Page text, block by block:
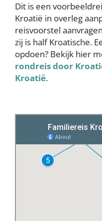
Dit is een
Kroatië in overleg
reisvoorstel
zij is half Kroatische.
opdoen? Bekijk hier
rondreis door
Kroatië.